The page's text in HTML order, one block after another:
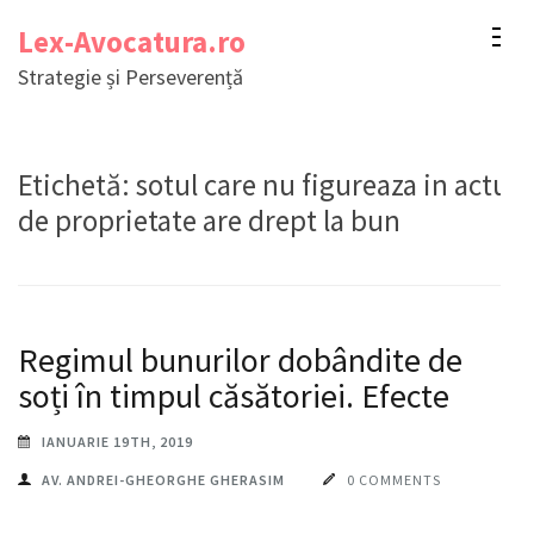
conținut
Lex-Avocatura.ro
Strategie și Perseverență
Etichetă: sotul care nu figureaza in actul
de proprietate are drept la bun
Regimul bunurilor dobândite de
soți în timpul căsătoriei. Efecte
IANUARIE 19TH, 2019
AV. ANDREI-GHEORGHE GHERASIM 0 COMMENTS